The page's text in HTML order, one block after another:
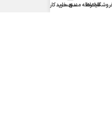
فیلترها
علاقه مندیسبد خرید
حساب کاربری من